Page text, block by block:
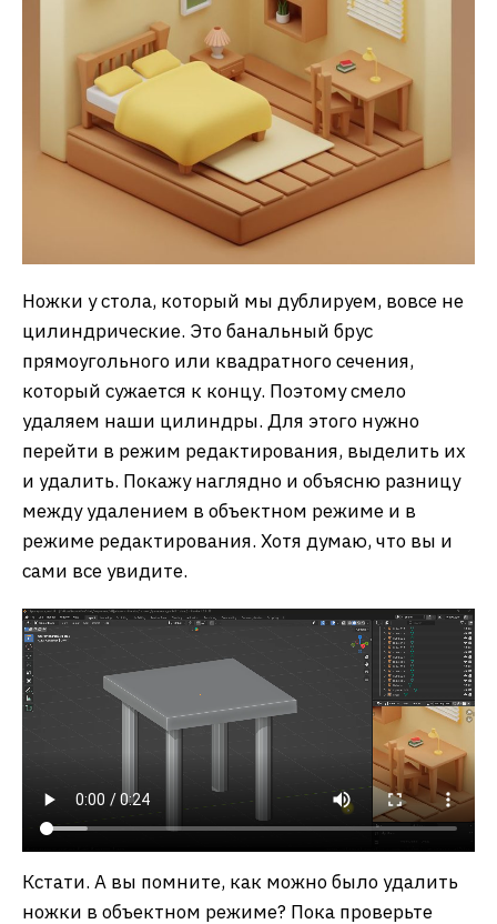
Ножки у стола, который мы дублируем, вовсе не
цилиндрические. Это банальный брус
прямоугольного или квадратного сечения,
который сужается к концу. Поэтому смело
удаляем наши цилиндры. Для этого нужно
перейти в режим редактирования, выделить их
и удалить. Покажу наглядно и объясню разницу
между удалением в объектном режиме и в
режиме редактирования. Хотя думаю, что вы и
сами все увидите.
Кстати. А вы помните, как можно было удалить
ножки в объектном режиме? Пока проверьте